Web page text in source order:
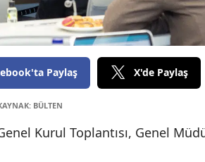
Paylaş X'de Paylaş
BÜLTEN
Kurul Toplantısı, Genel